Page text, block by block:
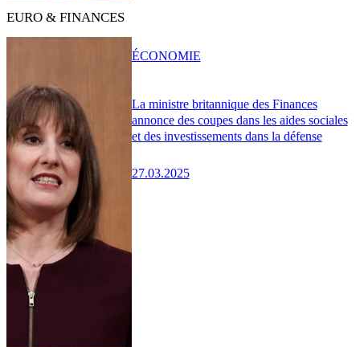
EURO & FINANCES
La ministre britannique des Finances
annonce des coupes dans les aides sociales
et des investissements dans la défense
27.03.2025
ÉCONOMIE